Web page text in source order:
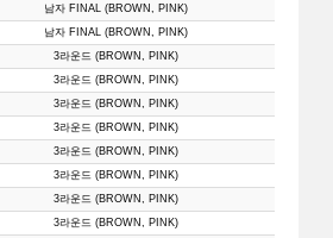
남자 FINAL (BROWN, PINK)
남자 FINAL (BROWN, PINK)
3라운드 (BROWN, PINK)
3라운드 (BROWN, PINK)
3라운드 (BROWN, PINK)
3라운드 (BROWN, PINK)
3라운드 (BROWN, PINK)
3라운드 (BROWN, PINK)
3라운드 (BROWN, PINK)
3라운드 (BROWN, PINK)